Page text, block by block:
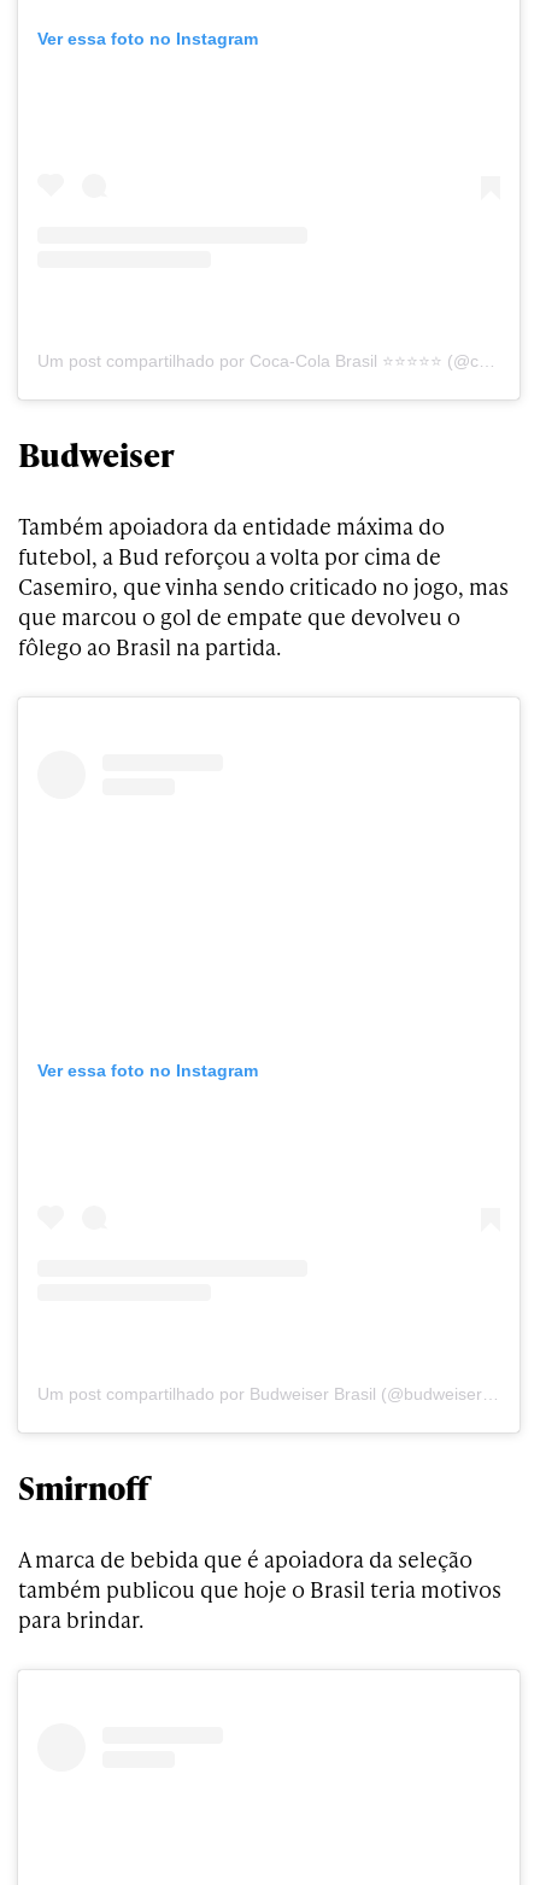
Ver essa foto no Instagram
Um post compartilhado por Coca-Cola Brasil ⭐️⭐️⭐️⭐️⭐️ (@cocacola_br)
Budweiser
Também apoiadora da entidade máxima do
futebol, a Bud reforçou a volta por cima de
Casemiro, que vinha sendo criticado no jogo, mas
que marcou o gol de empate que devolveu o
fôlego ao Brasil na partida.
Ver essa foto no Instagram
Smirnoff
A marca de bebida que é apoiadora da seleção
também publicou que hoje o Brasil teria motivos
para brindar.